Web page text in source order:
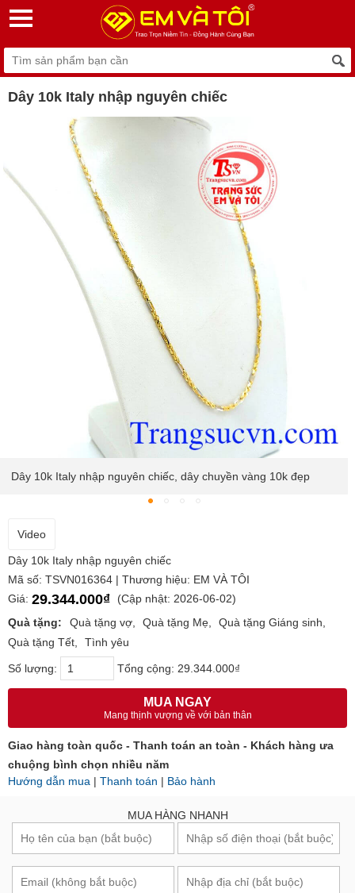
Dây 10k Italy nhập nguyên chiếc
Dây 10k Italy nhập nguyên chiếc, dây chuyền vàng 10k đẹp
Video
Dây 10k Italy nhập nguyên chiếc
Mã số: TSVN016364 | Thương hiệu: EM VÀ TÔI
Giá: 29.344.000₫
(Cập nhật: 2026-06-02)
Quà tặng:
Quà tặng vợ Quà tặng Mẹ
Quà tặng Giáng sinh
Quà tặng Tết
Tình yêu
Số lượng: Tổng cộng: 29.344.000₫
MUA NGAY
Mang thịnh vượng về với bản thân
Giao hàng toàn quốc - Thanh toán an toàn - Khách hàng ưa
chuộng bình chọn nhiều năm
Hướng dẫn mua | Thanh toán | Bảo hành
MUA HÀNG NHANH